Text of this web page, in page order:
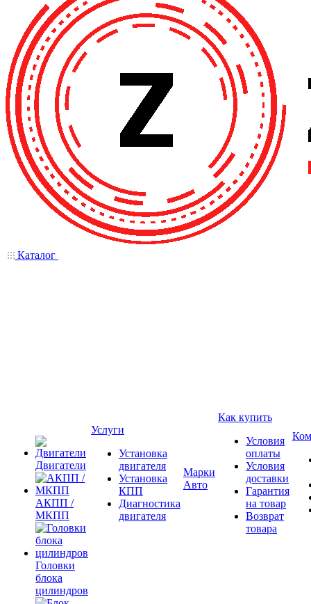
Каталог
Двигатели
АКПП /
МКПП
Головки
блока
цилиндров
Услуги
Установка
двигателя
Установка
КПП
Диагностика
двигателя
Марки
Авто
Как купить
Условия
оплаты
Условия
доставки
Гарантия
на товар
Возврат
товара